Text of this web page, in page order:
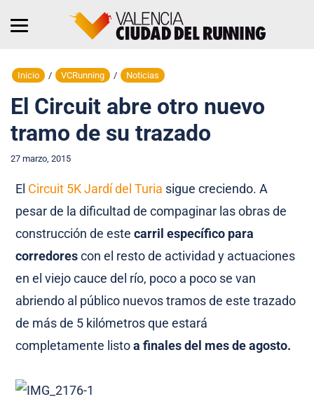
Inicio / VCRunning / Noticias
El Circuit abre otro nuevo
tramo de su trazado
27 marzo, 2015
El Circuit 5K Jardí del Turia sigue creciendo. A
pesar de la dificultad de compaginar las obras de
construcción de estecarril específico para
corredorescon el resto de actividad y actuaciones
en el viejo cauce del río, poco a poco se van
abriendo al público nuevos tramos de este trazado
de más de 5 kilómetros que estará
completamente listoa finales del mes de agosto.